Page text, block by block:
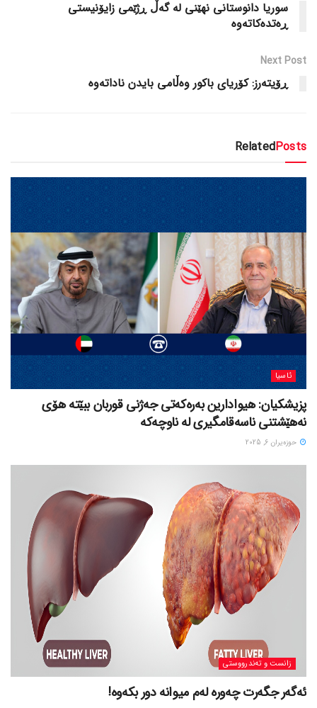
سوریا دانوستانی نهێنی لە گەڵ ڕژێمی زایۆنیستی
ڕەتدەکاتەوە
Next Post
ڕۆیتەرز: کۆریای باکور وەڵامی بایدن ناداتەوە
RelatedPosts
ئاسیا
پزیشکیان: هیوادارین بەرەکەتی جەژنی قوربان ببێتە هۆی
نەهێشتنی ناسەقامگیری لە ناوچەکە
حوزه‌یران 6, 2025
زانست و تەندرووستی
ئەگەر جگەرت چەورە لەم میوانە دور بکەوە!